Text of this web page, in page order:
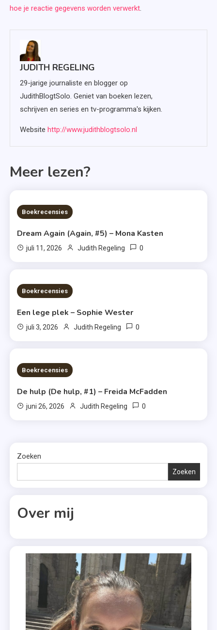
hoe je reactie gegevens worden verwerkt.
JUDITH REGELING
29-jarige journaliste en blogger op
JudithBlogtSolo. Geniet van boeken lezen,
schrijven en series en tv-programma's kijken.
Website http://www.judithblogtsolo.nl
Meer lezen?
6 MINS READ
Boekrecensies
Dream Again (Again, #5) – Mona Kasten
juli 11, 2026 Judith Regeling 0
6 MINS READ
Boekrecensies
Een lege plek – Sophie Wester
juli 3, 2026 Judith Regeling 0
7 MINS READ
Boekrecensies
De hulp (De hulp, #1) – Freida McFadden
juni 26, 2026 Judith Regeling 0
Zoeken
Zoeken
Over mij